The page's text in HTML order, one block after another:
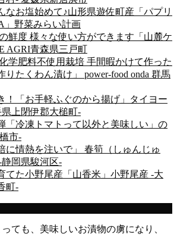
なお塩始めて♪山形県遊佐町産「パプリ
」野菜みらい計画
鮮度 様々な使い方ができます「山麓ケ
AGRI青森県三戸町
学肥料不使用栽培 手間暇かけて作った
りたくわん漬け」 power-food onda 群馬
！「お手軽ふぐのから揚げ」タイヨー
上閉伊郡大槌町-
「冷凍トマトって以外と美味しい」の
市-
に情熱を注いで」 春筍（しゅんじゅ
岡県駿河区-
てた小野尾産「山香米」小野尾産 -大
町-
っても、美味しいお漬物の虜になり、